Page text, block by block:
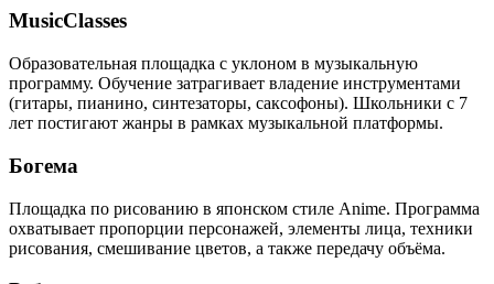
MusicClasses
Образовательная площадка с уклоном в музыкальную
программу. Обучение затрагивает владение инструментами
(гитары, пианино, синтезаторы, саксофоны). Школьники с 7
лет постигают жанры в рамках музыкальной платформы.
Богема
Площадка по рисованию в японском стиле Anime. Программа
охватывает пропорции персонажей, элементы лица, техники
рисования, смешивание цветов, а также передачу объёма.